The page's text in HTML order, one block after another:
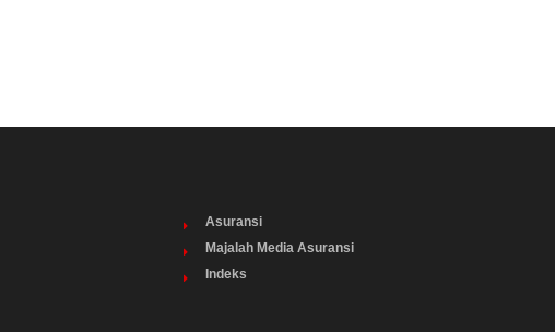
Asuransi
Majalah Media Asuransi
Indeks